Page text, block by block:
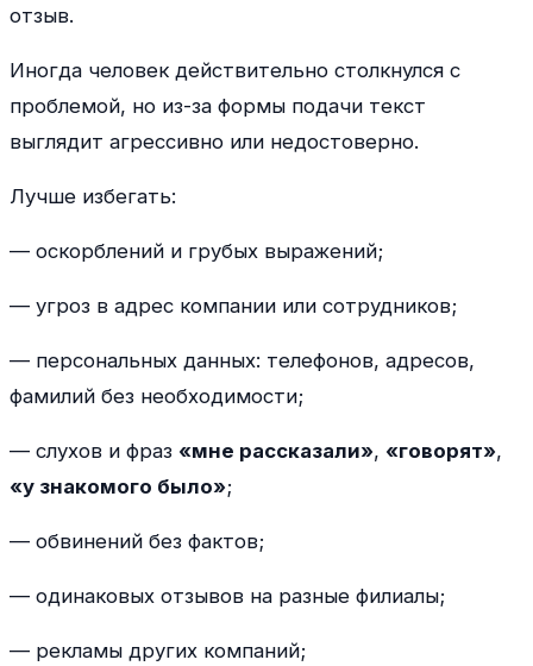
отзыв.
Иногда человек действительно столкнулся с
проблемой, но из-за формы подачи текст
выглядит агрессивно или недостоверно.
Лучше избегать:
— оскорблений и грубых выражений;
— угроз в адрес компании или сотрудников;
— персональных данных: телефонов, адресов,
фамилий без необходимости;
— слухов и фраз «мне рассказали», «говорят»,
«у знакомого было»;
— обвинений без фактов;
— одинаковых отзывов на разные филиалы;
— рекламы других компаний;